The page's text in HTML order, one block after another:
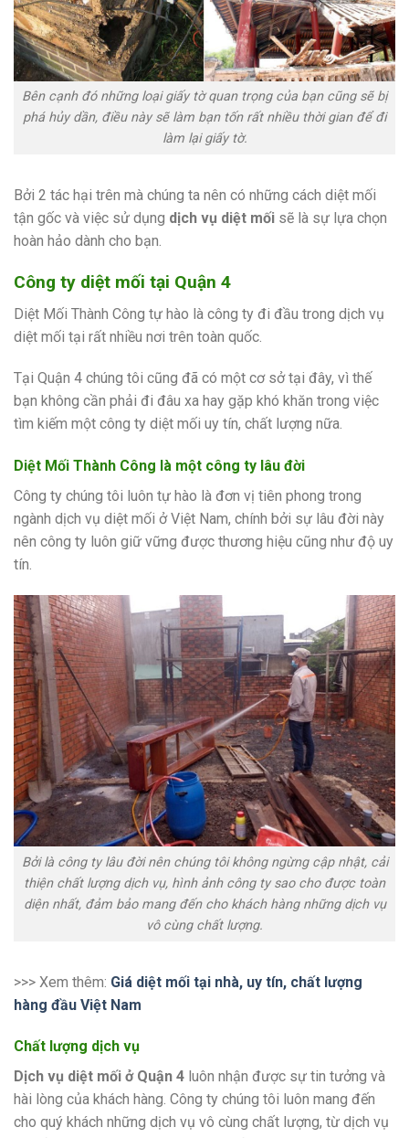
Bên cạnh đó những loại giấy tờ quan trọng của bạn cũng sẽ bị
phá hủy dần, điều này sẽ làm bạn tốn rất nhiều thời gian để đi
làm lại giấy tờ.
Bởi 2 tác hại trên mà chúng ta nên có những cách diệt mối
tận gốc và việc sử dụng dịch vụ diệt mối sẽ là sự lựa chọn
hoàn hảo dành cho bạn.
Công ty diệt mối tại Quận 4
Diệt Mối Thành Công tự hào là công ty đi đầu trong dịch vụ
diệt mối tại rất nhiều nơi trên toàn quốc.
Tại Quận 4 chúng tôi cũng đã có một cơ sở tại đây, vì thế
bạn không cần phải đi đâu xa hay gặp khó khăn trong việc
tìm kiếm một công ty diệt mối uy tín, chất lượng nữa.
Diệt Mối Thành Công là một công ty lâu đời
Công ty chúng tôi luôn tự hào là đơn vị tiên phong trong
ngành dịch vụ diệt mối ở Việt Nam, chính bởi sự lâu đời này
nên công ty luôn giữ vững được thương hiệu cũng như độ uy
tín.
Bởi là công ty lâu đời nên chúng tôi không ngừng cập nhật, cải
thiện chất lượng dịch vụ, hình ảnh công ty sao cho được toàn
diện nhất, đảm bảo mang đến cho khách hàng những dịch vụ
vô cùng chất lượng.
>>> Xem thêm: Giá diệt mối tại nhà, uy tín, chất lượng
hàng đầu Việt Nam
Chất lượng dịch vụ
Dịch vụ diệt mối ở Quận 4 luôn nhận được sự tin tưởng và
hài lòng của khách hàng. Công ty chúng tôi luôn mang đến
cho quý khách những dịch vụ vô cùng chất lượng, từ dịch vụ